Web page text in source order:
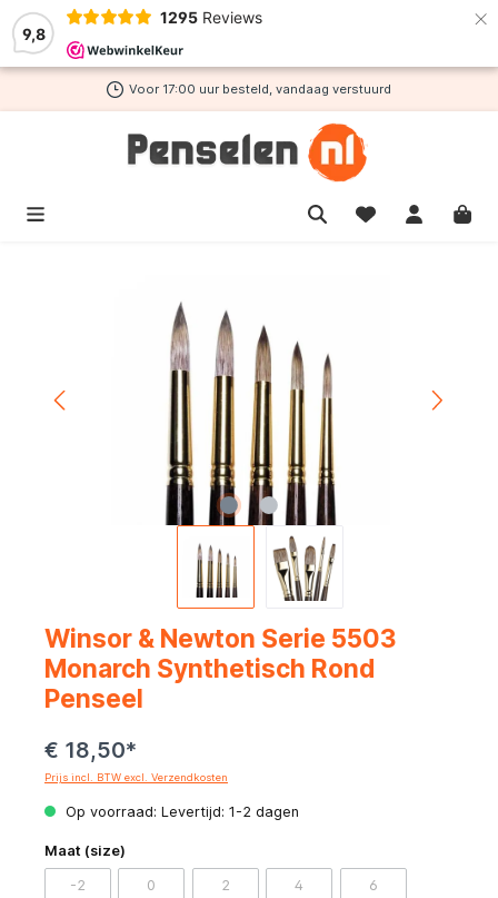
9,8
1295 Reviews ×
hoofdinhoud
Voor 17:00 uur besteld, vandaag verstuurd
Winsor & Newton Serie 5503
Monarch Synthetisch Rond
Penseel
€ 18,50*
Prijs incl. BTW excl. Verzendkosten
Op voorraad: Levertijd: 1-2 dagen
Maat (size)
-2 0 2 4 6